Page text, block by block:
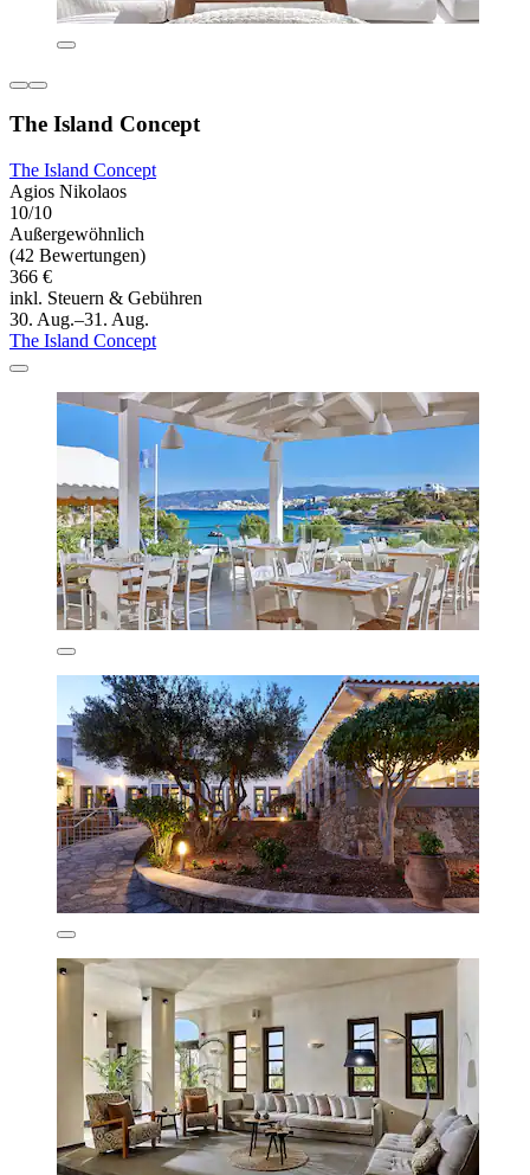
The Island Concept
The Island Concept
Agios Nikolaos
10/10
Außergewöhnlich
(42 Bewertungen)
366 €
inkl. Steuern & Gebühren
30. Aug.–31. Aug.
The Island Concept